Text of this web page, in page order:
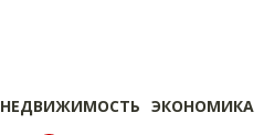
НЕДВИЖИМОСТЬ ЭКОНОМИКА